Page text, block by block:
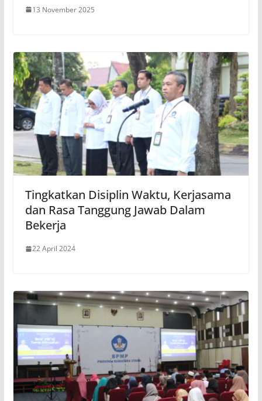
13 November 2025
Tingkatkan Disiplin Waktu, Kerjasama
dan Rasa Tanggung Jawab Dalam
Bekerja
22 April 2024